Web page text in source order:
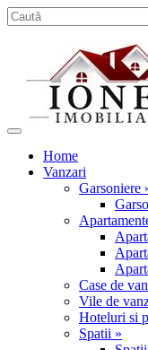
Home
Vanzari
Garsoniere
Case de
Vile de
Hoteluri si
Spatii »